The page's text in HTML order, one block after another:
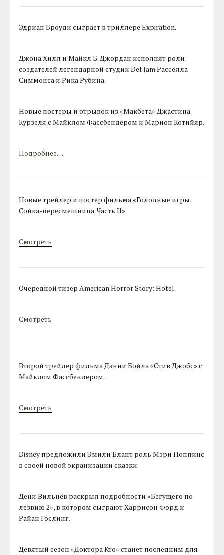
Эдриан Броуди сыграет в триллере Expiration.
Джона Хилл и Майкл Б. Джордан исполнят роли
создателей легендарной студии Def Jam Расселла
Симмонса и Рика Рубина.
Новые постеры и отрывок из «Макбета» Джастина
Курзеля с Майклом Фассбендером и Марион Котийяр.
Подробнее…
Новые трейлер и постер фильма «Голодные игры:
Сойка-пересмешница. Часть II».
Смотреть
Очередной тизер American Horror Story: Hotel.
Смотреть
Второй трейлер фильма Дэнни Бойла «Стив Джобс» c
Майклом Фассбендером.
Смотреть
Disney предложили Эмили Блант роль Мэри Поппинс
в своей новой экранизации сказки.
Дени Вильнёв раскрыл подробности «Бегущего по
лезвию 2», в котором сыграют Харрисон Форд и
Райан Гослинг.
Девятый сезон «Доктора Кто» станет последним для